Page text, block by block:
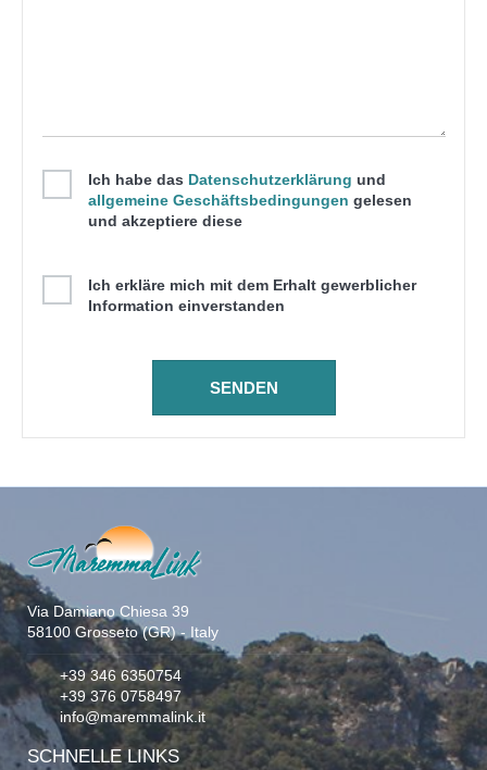
Ich habe das Datenschutzerklärung und
allgemeine Geschäftsbedingungen gelesen
und akzeptiere diese
Ich erkläre mich mit dem Erhalt gewerblicher
Information einverstanden
Via Damiano Chiesa 39
58100 Grosseto (GR) - Italy
+39 346 6350754
+39 376 0758497
info@maremmalink.it
SCHNELLE LINKS